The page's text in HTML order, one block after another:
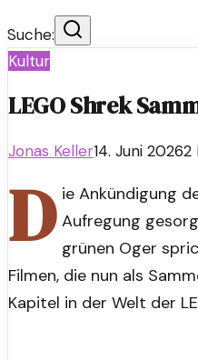
Suche:
Kultur
LEGO Shrek
Jonas Keller14. Juni 20262
D ie Ankündigung
Aufregung
grünen Oger
Filmen, die nun als
Kapitel in der Welt der